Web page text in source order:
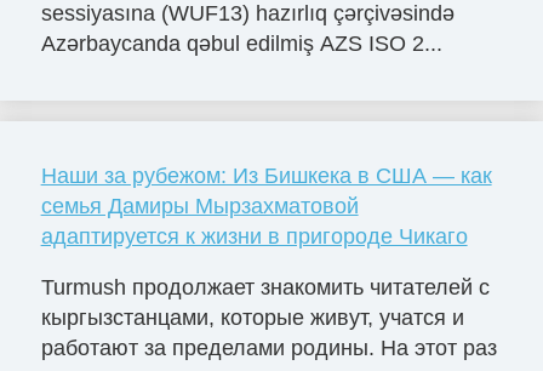
sessiyasına (WUF13) hazırlıq çərçivəsində
Azərbaycanda qəbul edilmiş AZS ISO 2...
Наши за рубежом: Из Бишкека в США — как
семья Дамиры Мырзахматовой
адаптируется к жизни в пригороде Чикаго
Turmush продолжает знакомить читателей с
кыргызстанцами, которые живут, учатся и
работают за пределами родины. На этот раз